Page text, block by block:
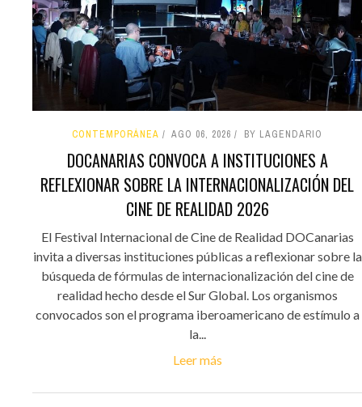
CONTEMPORÁNEA AGO 06, 2026 BY LAGENDARIO
DOCANARIAS CONVOCA A INSTITUCIONES A
REFLEXIONAR SOBRE LA INTERNACIONALIZACIÓN DEL
CINE DE REALIDAD 2026
El Festival Internacional de Cine de Realidad DOCanarias
invita a diversas instituciones públicas a reflexionar sobre la
búsqueda de fórmulas de internacionalización del cine de
realidad hecho desde el Sur Global. Los organismos
convocados son el programa iberoamericano de estímulo a
la...
Leer más